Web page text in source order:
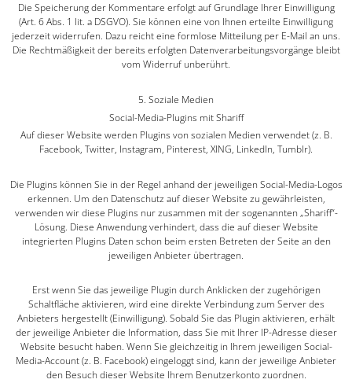
Die Speicherung der Kommentare erfolgt auf Grundlage Ihrer Einwilligung
(Art. 6 Abs. 1 lit. a DSGVO). Sie können eine von Ihnen erteilte Einwilligung
jederzeit widerrufen. Dazu reicht eine formlose Mitteilung per E-Mail an uns.
Die Rechtmäßigkeit der bereits erfolgten Datenverarbeitungsvorgänge bleibt
vom Widerruf unberührt.
5. Soziale Medien
Social-Media-Plugins mit Shariff
Auf dieser Website werden Plugins von sozialen Medien verwendet (z. B.
Facebook, Twitter, Instagram, Pinterest, XING, LinkedIn, Tumblr).
Die Plugins können Sie in der Regel anhand der jeweiligen Social-Media-Logos
erkennen. Um den Datenschutz auf dieser Website zu gewährleisten,
verwenden wir diese Plugins nur zusammen mit der sogenannten „Shariff“-
Lösung. Diese Anwendung verhindert, dass die auf dieser Website
integrierten Plugins Daten schon beim ersten Betreten der Seite an den
jeweiligen Anbieter übertragen.
Erst wenn Sie das jeweilige Plugin durch Anklicken der zugehörigen
Schaltfläche aktivieren, wird eine direkte Verbindung zum Server des
Anbieters hergestellt (Einwilligung). Sobald Sie das Plugin aktivieren, erhält
der jeweilige Anbieter die Information, dass Sie mit Ihrer IP-Adresse dieser
Website besucht haben. Wenn Sie gleichzeitig in Ihrem jeweiligen Social-
Media-Account (z. B. Facebook) eingeloggt sind, kann der jeweilige Anbieter
den Besuch dieser Website Ihrem Benutzerkonto zuordnen.